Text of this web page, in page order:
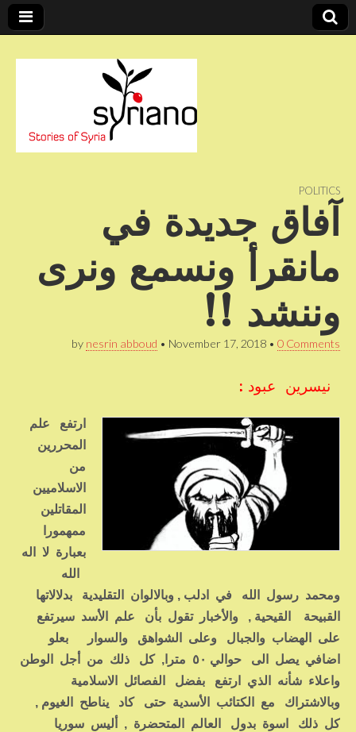
syriano POLITICS
آفاق جديدة في
مانقرأ ونسمع ونرى
وننشد !!
by nesrin abboud • November 17, 2018 • 0 Comments
نيسرين عبود :
ارتفع علم
المحررين
من
الاسلاميين
المقاتلين
ممهمورا
بعبارة لا اله
الله
ومحمد رسول الله في ادلب , وبالالوان التقليدية بدلالاتها
القبيحة القيحية , والأخبار تقول بأن علم الأسد سيرتفع
على الهضاب والجبال وعلى الشواهق والسوار بعلو
اضافي يصل الى حوالي ٥٠ مترا, كل ذلك من أجل الوطن
واعلاء شأنه الذي ارتفع بفضل الفصائل الاسلامية
وبالاشتراك مع الكتائب الأسدية حتى كاد يناطح الغيوم ,
كل ذلك اسوة بدول العالم المتحضرة , أليس سوريا